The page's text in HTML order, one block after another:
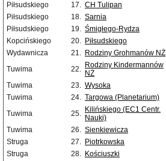
Piłsudskiego
17. CH Tulipan
Piłsudskiego
18. Sarnia
Piłsudskiego
19. Śmigłego-Rydza
Kopcińskiego
20. Piłsudskiego
Wydawnicza
21. Rodziny Grohmanów NŻ
Tuwima
22. Rodziny Kindermannów
NŻ
Tuwima 23. Wysoka
Tuwima
24. Targowa (Planetarium)
Tuwima
25. Kilińskiego (EC1 Centr.
Nauki)
Tuwima 26. Sienkiewicza
Struga
27. Piotrkowska
Struga
28. Kościuszki